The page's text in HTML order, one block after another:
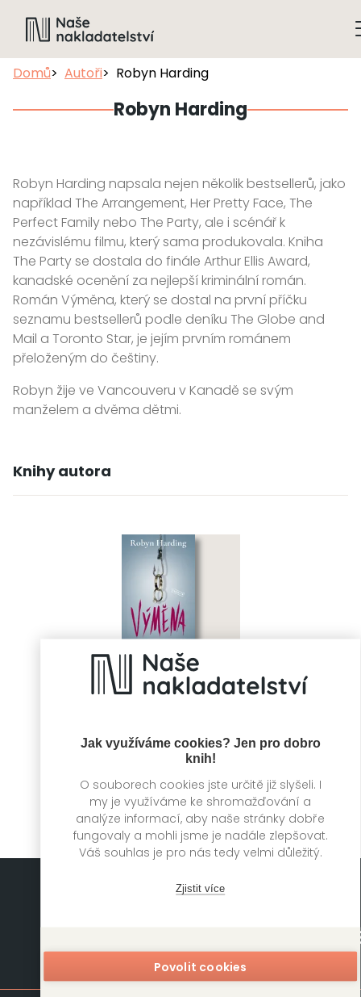
Jak využíváme cookies? Jen pro dobro
knih!
O souborech cookies jste určitě již slyšeli. I
my je využíváme ke shromažďování a
analýze informací, aby naše stránky dobře
fungovaly a mohli jsme je nadále zlepšovat.
Váš souhlas je pro nás tedy velmi důležitý.
Zjistit více
Povolit cookies
Domů Autoři Robyn Harding
Robyn Harding
Robyn Harding napsala nejen několik bestsellerů, jako
například The Arrangement, Her Pretty Face, The
Perfect Family nebo The Party, ale i scénář k
nezávislému filmu, který sama produkovala. Kniha
The Party se dostala do finále Arthur Ellis Award,
kanadské ocenění za nejlepší kriminální román.
Román Výměna, který se dostal na první příčku
seznamu bestsellerů podle deníku The Globe and
Mail a Toronto Star, je jejím prvním románem
přeloženým do češtiny.
Robyn žije ve Vancouveru v Kanadě se svým
manželem a dvěma dětmi.
Knihy autora
Výměna
Robyn Harding
Mapa stránek